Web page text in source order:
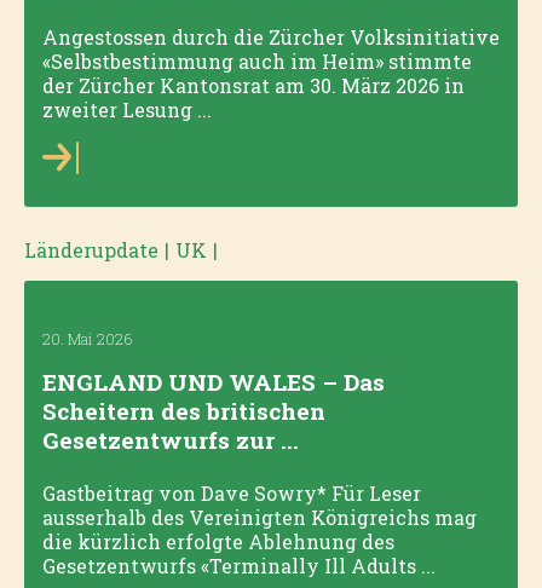
Angestossen durch die Zürcher Volksinitiative
«Selbstbestimmung auch im Heim» stimmte
der Zürcher Kantonsrat am 30. März 2026 in
zweiter Lesung ...
Länderupdate | UK |
20. Mai 2026
ENGLAND UND WALES – Das
Scheitern des britischen
Gesetzentwurfs zur ...
Gastbeitrag von Dave Sowry* Für Leser
ausserhalb des Vereinigten Königreichs mag
die kürzlich erfolgte Ablehnung des
Gesetzentwurfs «Terminally Ill Adults ...